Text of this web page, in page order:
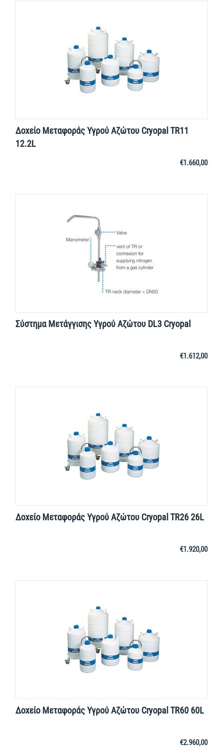
Δοχείο Μεταφοράς Yγρού Aζώτου Cryopal TR11
12.2L
€1.660,00
Σύστημα Μετάγγισης Υγρού Αζώτου DL3 Cryopal
€1.612,00
Δοχείο Μεταφοράς Yγρού Aζώτου Cryopal TR26 26L
€1.920,00
Δοχείο Μεταφοράς Yγρού Aζώτου Cryopal TR60 60L
€2.960,00